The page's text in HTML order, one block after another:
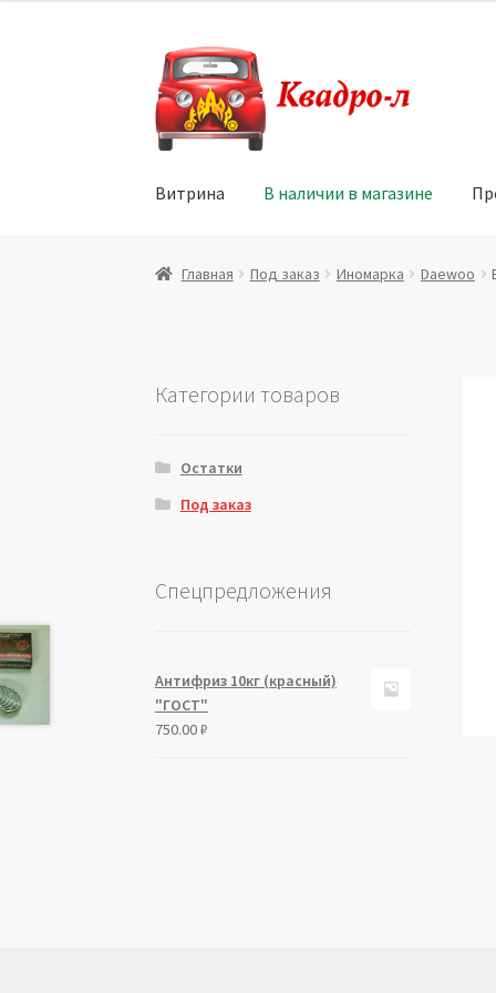
Перейти
к
навигации
Перейти
к
содержимому
Витрина В наличии в магазине
Главная Витрина Мой аккаунт Политика
Главная Под заказ Иномарка Daewoo
Категории товаров
Остатки
Под заказ
Спецпредложения
Антифриз 10кг (красный)
"ГОСТ"
750.00₽